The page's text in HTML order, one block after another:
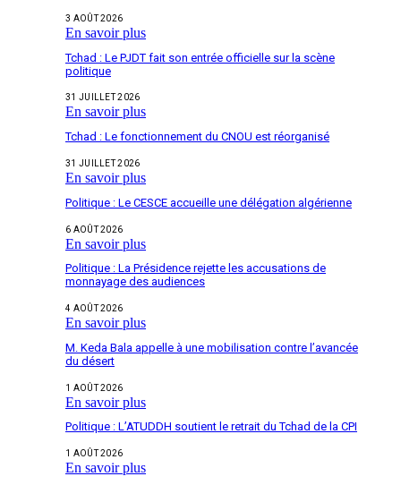
3 AOÛT 2026
En savoir plus
Tchad : Le PJDT fait son entrée officielle sur la scène
politique
31 JUILLET 2026
En savoir plus
Tchad : Le fonctionnement du CNOU est réorganisé
31 JUILLET 2026
En savoir plus
Politique : Le CESCE accueille une délégation algérienne
6 AOÛT 2026
En savoir plus
Politique : La Présidence rejette les accusations de
monnayage des audiences
4 AOÛT 2026
En savoir plus
M. Keda Bala appelle à une mobilisation contre l’avancée
du désert
1 AOÛT 2026
En savoir plus
Politique : L’ATUDDH soutient le retrait du Tchad de la CPI
1 AOÛT 2026
En savoir plus